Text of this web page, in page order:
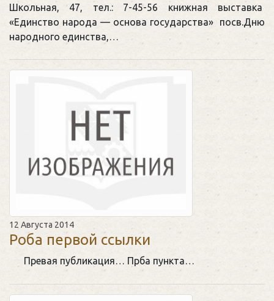
Школьная, 47, тел.: 7-45-56 книжная выставка
«Единство народа — основа государства» посв.Дню
народного единства,…
12 Августа 2014
Роба первой ссылки
Превая публикация… Прба пункта…